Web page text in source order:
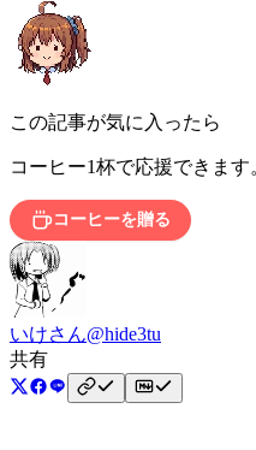
この記事が気に入ったら
コーヒー1杯で応援できます
コーヒーを贈る
いけさん@hide3tu
共有